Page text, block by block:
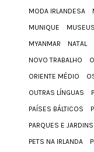
MODA IRLANDESA
MUNIQUE
MYANMAR
NATAL
NOVO TRABALHO
ORIENTE MÉDIO
OUTRAS LÍNGUAS
PAÍSES BÁLTICOS
PARQUES E
PETS NA IRLANDA